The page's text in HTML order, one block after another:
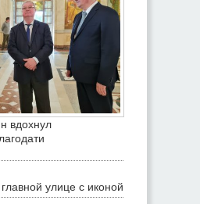
вдохнул
улице с иконой